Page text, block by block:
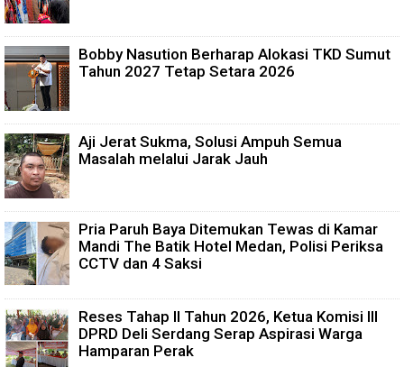
Bobby Nasution Berharap Alokasi TKD Sumut
Tahun 2027 Tetap Setara 2026
Aji Jerat Sukma, Solusi Ampuh Semua
Masalah melalui Jarak Jauh
Pria Paruh Baya Ditemukan Tewas di Kamar
Mandi The Batik Hotel Medan, Polisi Periksa
CCTV dan 4 Saksi
Reses Tahap II Tahun 2026, Ketua Komisi III
DPRD Deli Serdang Serap Aspirasi Warga
Hamparan Perak